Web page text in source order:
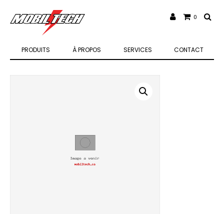
PRODUITS À PROPOS SERVICES CONTACT
0